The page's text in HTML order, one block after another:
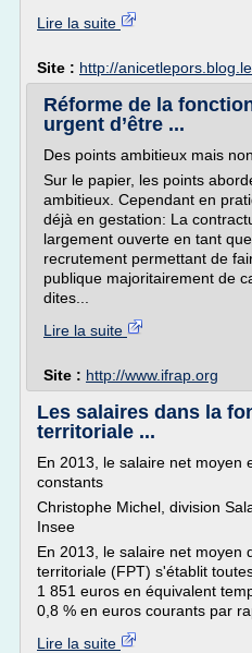
Lire la suite
Site : http://
Réforme de la
urgent d’être ...
Des points ambitieux mais
Sur le papier, les points
ambitieux. Cependant en
déjà en gestation: La
largement ouverte en tant
recrutement permettant de
publique majoritairement de
dites...
Lire la suite
Site : http://www.ifrap.org
Les salaires dans la
territoriale ...
En 2013, le salaire net moyen
constants
Christophe Michel, division
Insee
En 2013, le salaire net moyen
territoriale (FPT) s'établit
1 851 euros en équivalent
0,8 % en euros courants par
Lire la suite